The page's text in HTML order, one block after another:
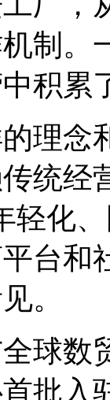
制。
积累
理念
统经
轻化
台和
。
球数
批入